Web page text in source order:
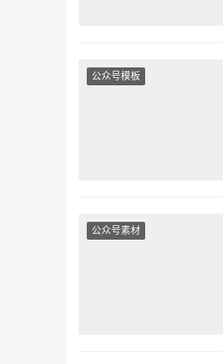
公众号模板
公众号素材